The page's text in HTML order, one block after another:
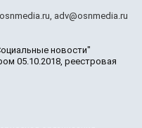
, adv@osnmedia.ru
новости"
05.10.2018, реестровая